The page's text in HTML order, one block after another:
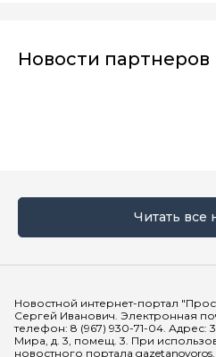
Новости партнеров
Читать все
Новостной интернет-портал
Сергей Иванович. Электронная
телефон: 8 (967) 930-71-04. Адрес:
Мира, д. 3, помещ. 3. При
новостного портала